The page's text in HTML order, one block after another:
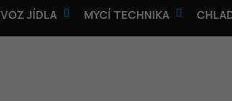
JÍDLA MYCÍ TECHNIKA